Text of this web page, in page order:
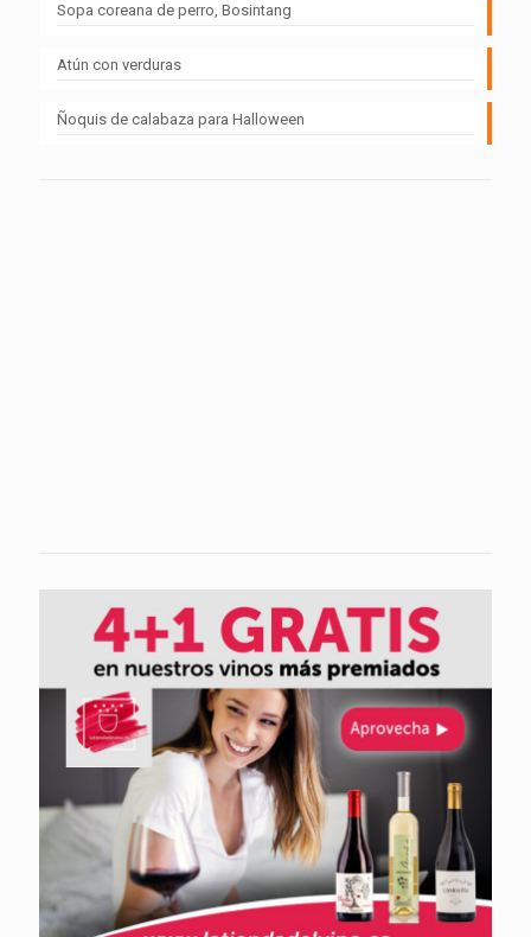
Sopa coreana de perro, Bosintang
Atún con verduras
Ñoquis de calabaza para Halloween